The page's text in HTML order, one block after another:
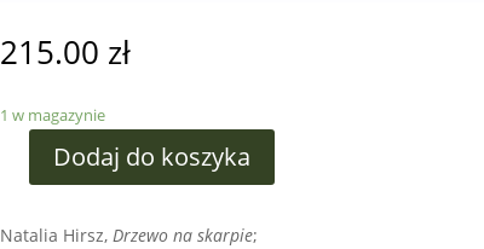
215.00 zł
1 w magazynie
Dodaj do koszyka
Natalia Hirsz, Drzewo na skarpie;